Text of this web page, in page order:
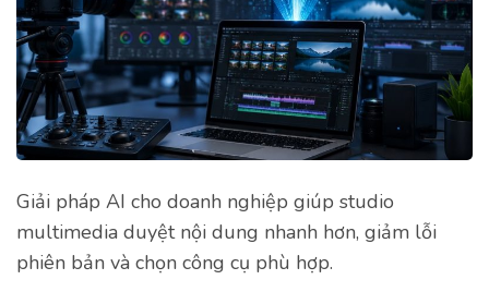
Giải pháp AI cho doanh nghiệp giúp studio
multimedia duyệt nội dung nhanh hơn, giảm lỗi
phiên bản và chọn công cụ phù hợp.